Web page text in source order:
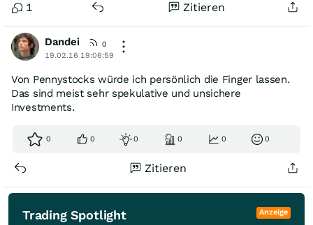
1 Zitieren
Dandei
0
19.02.16 19:06:59
Von Pennystocks würde ich persönlich die Finger lassen.
Das sind meist sehr spekulative und unsichere
Investments.
0 0 0 0 0 0
Zitieren
Trading Spotlight Anzeige